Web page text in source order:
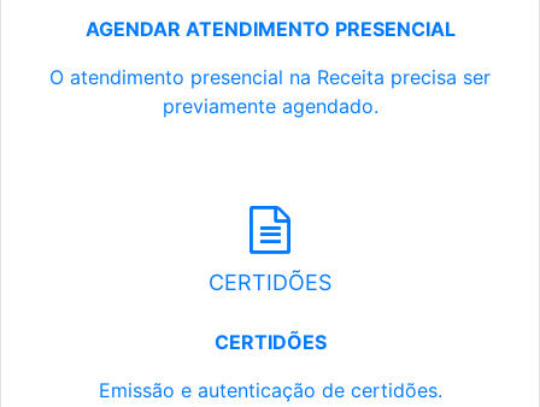
AGENDAR ATENDIMENTO PRESENCIAL
O atendimento presencial na Receita precisa ser
previamente agendado.
CERTIDÕES
CERTIDÕES
Emissão e autenticação de certidões.